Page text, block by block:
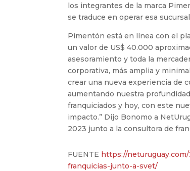
los integrantes de la marca
se traduce en operar esa
Pimentón está en línea con el
un valor de US$ 40.000
asesoramiento y toda la
corporativa, más amplia y
crear una nueva experiencia de
aumentando nuestra
franquiciados y hoy, con este
impacto.” Dijo Bonomo a
2023 junto a la consultora de
FUENTE https://
franquicias-junto-a-svet/